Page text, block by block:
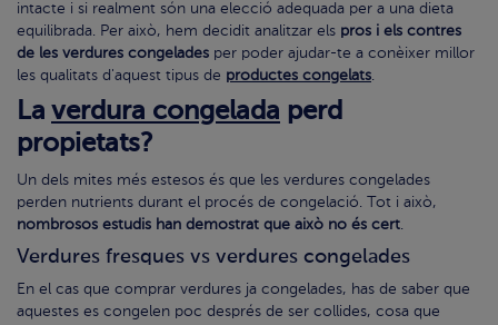
intacte i si realment són una elecció adequada per a una dieta
equilibrada. Per això, hem decidit analitzar els pros i els contres
de les verdures congelades per poder ajudar-te a conèixer millor
les qualitats d'aquest tipus de productes congelats.
La verdura congelada perd
propietats?
Un dels mites més estesos és que les verdures congelades
perden nutrients durant el procés de congelació. Tot i això,
nombrosos estudis han demostrat que això no és cert.
Verdures fresques vs verdures congelades
En el cas que comprar verdures ja congelades, has de saber que
aquestes es congelen poc després de ser collides, cosa que